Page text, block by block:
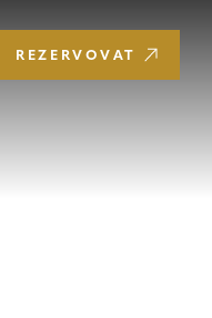
REZERVOVAT